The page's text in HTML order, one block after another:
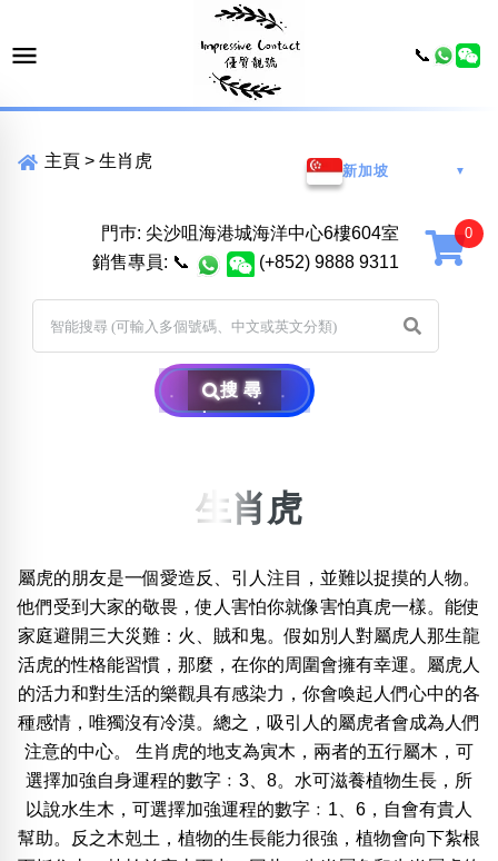
主頁 > 生肖虎
新加坡 ▼
門巿: 尖沙咀海港城海洋中心6樓604室
銷售專員: 📞 (+852) 9888 9311
搜尋
位置:
一 二 三 四 五 六 七 八
清除全部分類
搜尋
不包含數字
無0 無1 無2 無3無4無5 無6無7 無8無9
生肖虎
屬虎的朋友是一個愛造反、引人注目，並難以捉摸的人物。
他們受到大家的敬畏，使人害怕你就像害怕真虎一樣。能使
家庭避開三大災難：火、賊和鬼。假如別人對屬虎人那生龍
活虎的性格能習慣，那麼，在你的周圍會擁有幸運。屬虎人
的活力和對生活的樂觀具有感染力，你會喚起人們心中的各
種感情，唯獨沒有冷漠。總之，吸引人的屬虎者會成為人們
注意的中心。 生肖虎的地支為寅木，兩者的五行屬木，可
選擇加強自身運程的數字﹕3、8。水可滋養植物生長，所
以說水生木，可選擇加強運程的數字﹕1、6，自會有貴人
幫助。反之木剋土，植物的生長能力很強，植物會向下紮根
📞